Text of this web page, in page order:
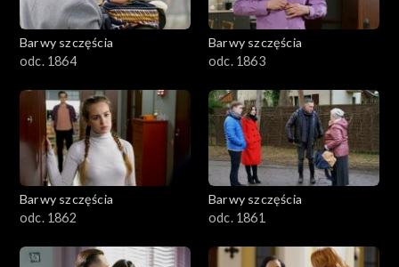
Barwy szczęścia
odc. 1864
Barwy szczęścia
odc. 1863
Barwy szczęścia
odc. 1862
Barwy szczęścia
odc. 1861